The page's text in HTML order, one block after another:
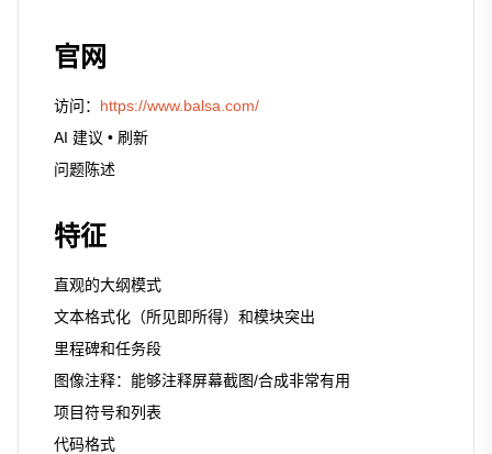
官网
访问： https://www.balsa.com/
AI 建议 • 刷新
问题陈述
特征
直观的大纲模式
文本格式化（所见即所得）和模块突出
里程碑和任务段
图像注释：能够注释屏幕截图/合成非常有用
项目符号和列表
代码格式